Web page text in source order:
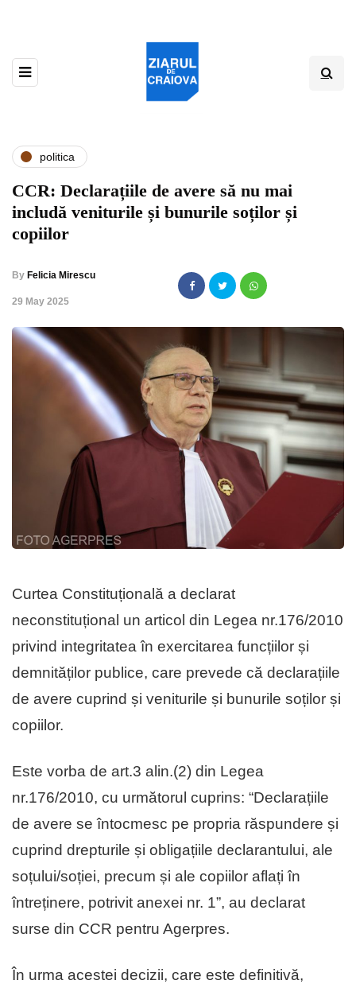
politica
CCR: Declarațiile de avere să nu mai
includă veniturile și bunurile soților și
copiilor
By Felicia Mirescu
,29 May 2025
Curtea Constituțională a declarat
neconstituțional un articol din Legea nr.176/2010
privind integritatea în exercitarea funcțiilor și
demnităților publice, care prevede că declarațiile
de avere cuprind și veniturile și bunurile soților și
copiilor.
Este vorba de art.3 alin.(2) din Legea
nr.176/2010, cu următorul cuprins: “Declarațiile
de avere se întocmesc pe propria răspundere și
cuprind drepturile și obligațiile declarantului, ale
soțului/soției, precum și ale copiilor aflați în
întreținere, potrivit anexei nr. 1”, au declarat
surse din CCR pentru Agerpres.
În urma acestei decizii, care este definitivă,